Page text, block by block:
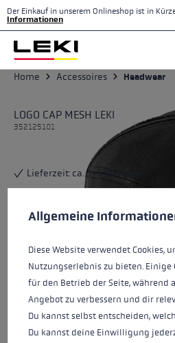
Zum Hauptinhalt springen
Der Einkauf in unserem Onlineshop ist in
Informationen
Home Accessoires Headwear
LOGO CAP MESH LEKI
352125101
Lieferzeit: ca. 3-5 Werktage
Farben black
Cookie-Voreinstellungen
Allgemeine
Diese Website verwendet Cookies,
Nutzungserlebnis zu bieten. Einige
für den Betrieb der Seite, während
Angebot zu verbessern und dir
Du kannst selbst entscheiden,
Du kannst deine Einwilligung